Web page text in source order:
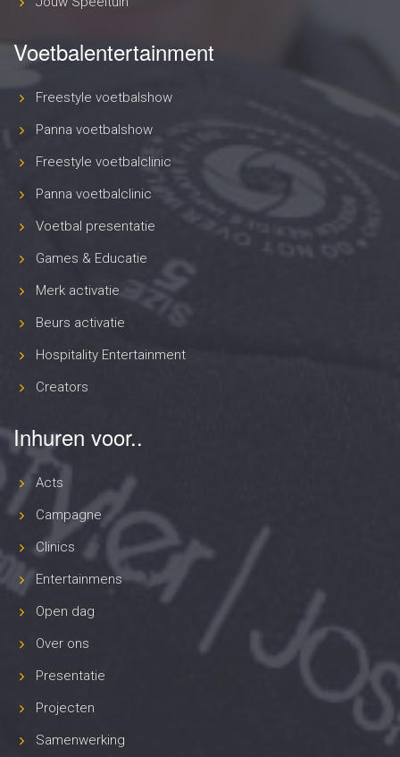
Voetbalentertainment
Freestyle voetbalshow
Panna voetbalshow
Freestyle voetbalclinic
Panna voetbalclinic
Voetbal presentatie
Games & Educatie
Merk activatie
Beurs activatie
Hospitality Entertainment
Creators
Inhuren voor..
Acts
Campagne
Clinics
Entertainmens
Open dag
Over ons
Presentatie
Projecten
Samenwerking